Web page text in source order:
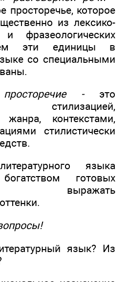
просторечье, которое
из лексико-
и фразеологических
эти единицы в
со специальными
просторечие -это
стилизацией,
жанра, контекстами,
стилистически
языка
готовых
выражать
язык? Из